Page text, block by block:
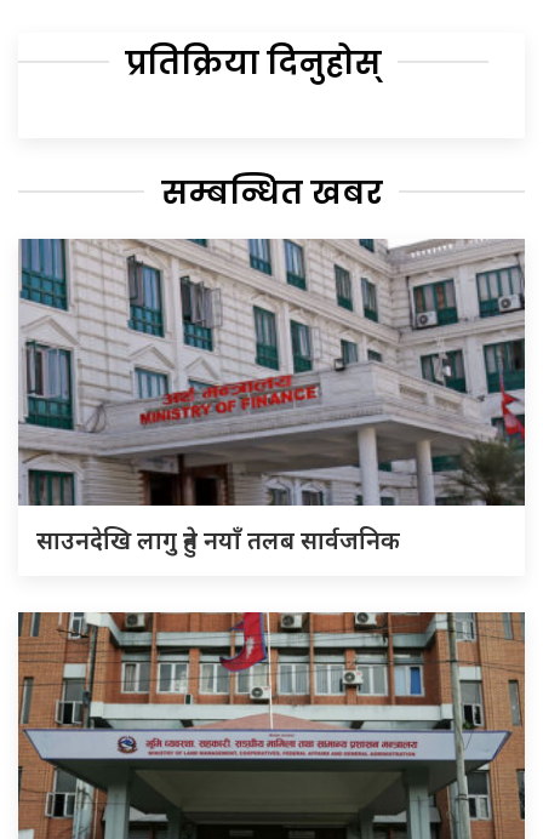
प्रतिक्रिया दिनुहोस्
सम्बन्धित खबर
साउनदेखि लागु हुने नयाँ तलब सार्वजनिक